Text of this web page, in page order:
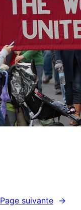
Page suivante →